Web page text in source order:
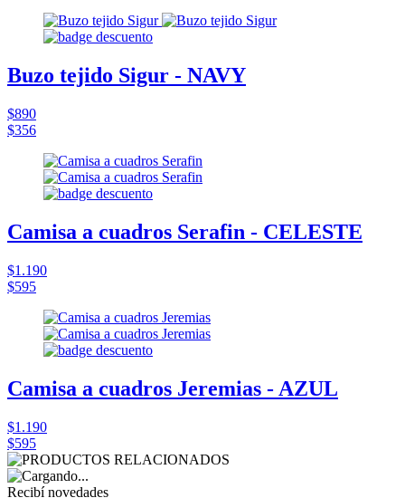
Buzo tejido Sigur - NAVY
$890
$356
Camisa a cuadros Serafin - CELESTE
$1.190
$595
Camisa a cuadros Jeremias - AZUL
$1.190
$595
Recibí novedades